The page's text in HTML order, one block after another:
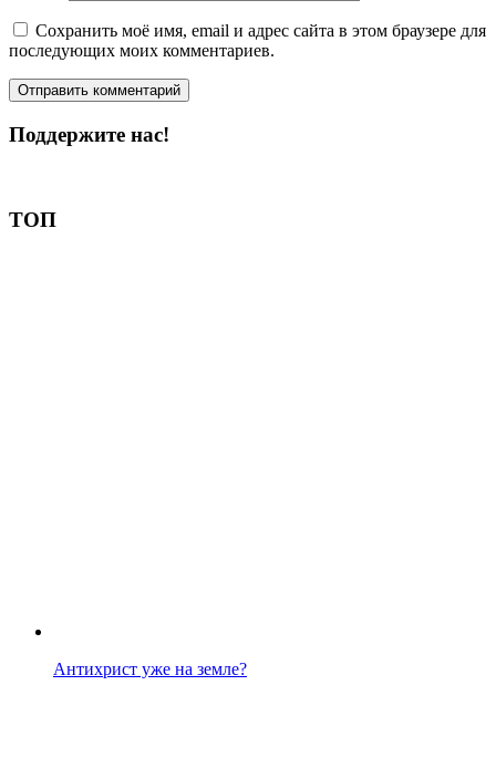
Сохранить моё имя, email и адрес сайта в этом браузере для
последующих моих комментариев.
Поддержите нас!
ТОП
Антихрист уже на земле?